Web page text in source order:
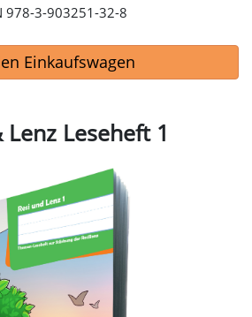
978-3-903251-32-8
Einkaufswagen
Lenz Leseheft 1